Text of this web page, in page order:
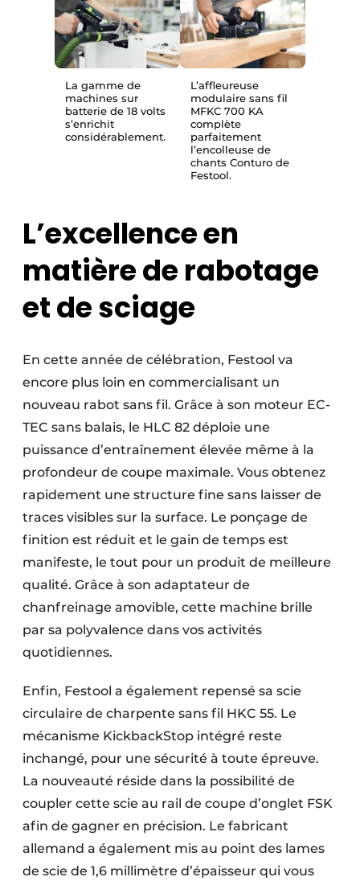
La gamme de
machines sur
batterie de 18 volts
s’enrichit
considérablement.
L’affleureuse
modulaire sans fil
MFKC 700 KA
complète
parfaitement
l’encolleuse de
chants Conturo de
Festool.
L’excellence en
matière de rabotage
et de sciage
En cette année de célébration, Festool va
encore plus loin en commercialisant un
nouveau rabot sans fil. Grâce à son moteur EC-
TEC sans balais, le HLC 82 déploie une
puissance d’entraînement élevée même à la
profondeur de coupe maximale. Vous obtenez
rapidement une structure fine sans laisser de
traces visibles sur la surface. Le ponçage de
finition est réduit et le gain de temps est
manifeste, le tout pour un produit de meilleure
qualité. Grâce à son adaptateur de
chanfreinage amovible, cette machine brille
par sa polyvalence dans vos activités
quotidiennes.
Enfin, Festool a également repensé sa scie
circulaire de charpente sans fil HKC 55. Le
mécanisme KickbackStop intégré reste
inchangé, pour une sécurité à toute épreuve.
La nouveauté réside dans la possibilité de
coupler cette scie au rail de coupe d’onglet FSK
afin de gagner en précision. Le fabricant
allemand a également mis au point des lames
de scie de 1,6 millimètre d’épaisseur qui vous